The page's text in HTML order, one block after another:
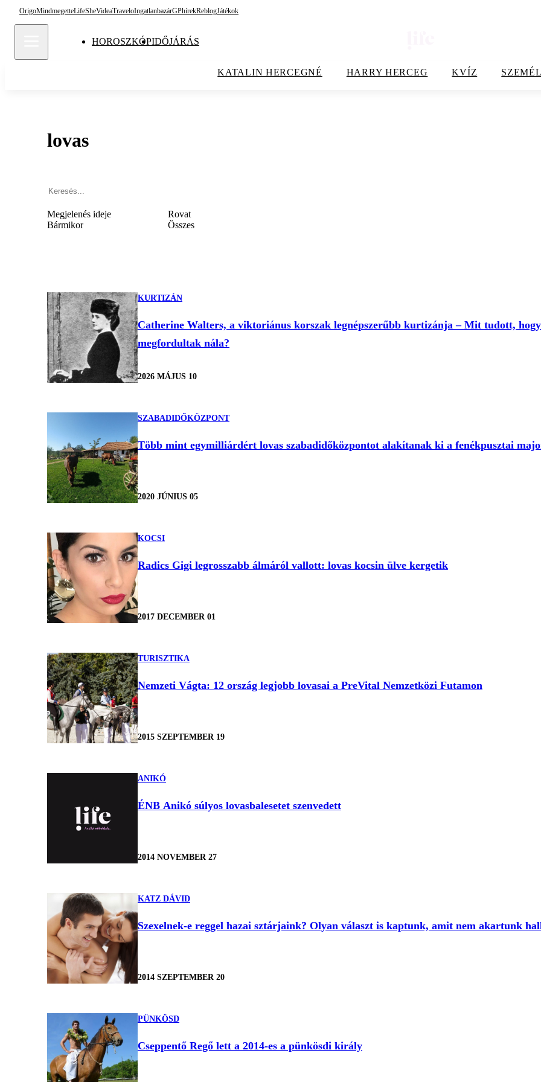
OrigoMindmegetteLifeSheVideaTraveloIngatlanbazárGPhírekReblogJátékok
HOROSZKÓPIDŐJÁRÁS
KATALIN HERCEGNÉ HARRY HERCEG KVÍZ
lovas
Megjelenés ideje
Bármikor
Rovat
Összes
KURTIZÁN
Catherine Walters, a viktoriánus korszak legnépszerűbb kurtizánja – Mit tudott,
megfordultak nála?
2026 MÁJUS 10
SZABADIDŐKÖZPONT
Több mint egymilliárdért lovas szabadidőközpontot alakítanak ki a fenékpusztai
2020 JÚNIUS 05
KOCSI
Radics Gigi legrosszabb álmáról vallott: lovas kocsin ülve kergetik
2017 DECEMBER 01
TURISZTIKA
Nemzeti Vágta: 12 ország legjobb lovasai a PreVital Nemzetközi Futamon
2015 SZEPTEMBER 19
ANIKÓ
ÉNB Anikó súlyos lovasbalesetet szenvedett
2014 NOVEMBER 27
KATZ DÁVID
Szexelnek-e reggel hazai sztárjaink? Olyan választ is kaptunk, amit nem akartunk
2014 SZEPTEMBER 20
PÜNKÖSD
Cseppentő Regő lett a 2014-es a pünkösdi király